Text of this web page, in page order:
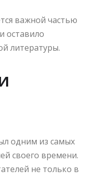
важной частью
оставило
литературы.
одним из самых
своего времени.
не только в